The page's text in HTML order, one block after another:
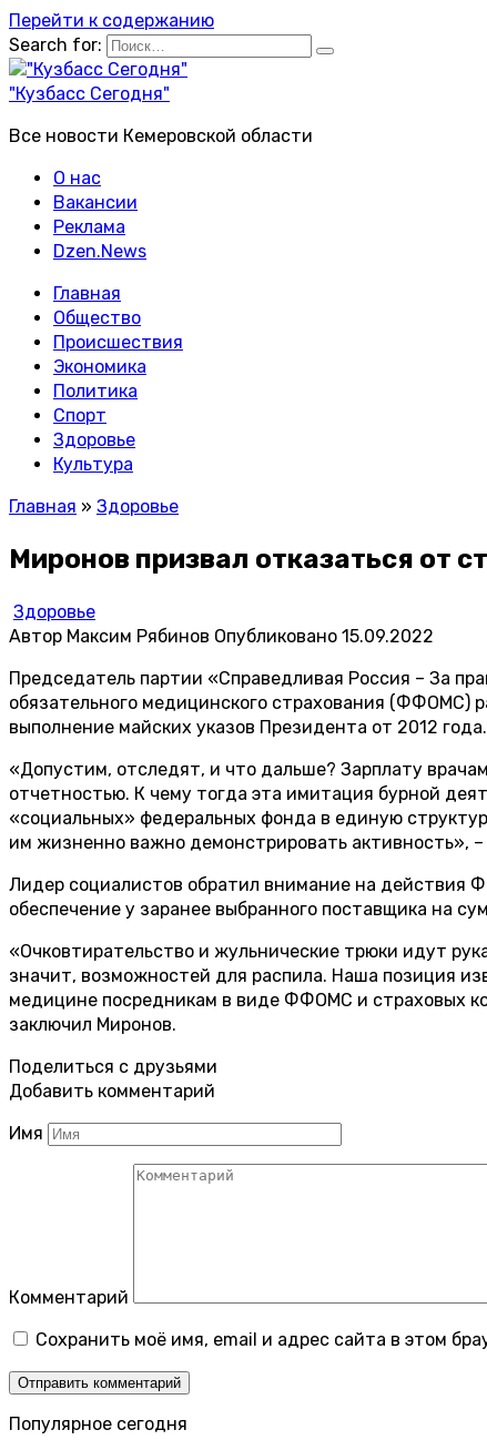
Перейти к содержанию
Search for:
"Кузбасс Сегодня"
Все новости Кемеровской области
О нас
Вакансии
Реклама
Dzen.News
Главная
Общество
Происшествия
Экономика
Политика
Спорт
Здоровье
Культура
Главная » Здоровье
Миронов призвал отказаться от
Здоровье
Автор Максим Рябинов Опубликовано 15.09.2022
Председатель партии «Справедливая Россия – За
обязательного медицинского страхования (ФФОМС)
выполнение майских указов Президента от 2012 года.
«Допустим, отследят, и что дальше? Зарплату
отчетностью. К чему тогда эта имитация бурной
«социальных» федеральных фонда в единую
им жизненно важно демонстрировать активность»,
Лидер социалистов обратил внимание на действия
обеспечение у заранее выбранного поставщика на
«Очковтирательство и жульнические трюки идут
значит, возможностей для распила. Наша позиция
медицине посредникам в виде ФФОМС и страховых
заключил Миронов.
Поделиться с друзьями
Добавить комментарий
Имя
Комментарий
Сохранить моё имя, email и адрес сайта в этом
Популярное сегодня